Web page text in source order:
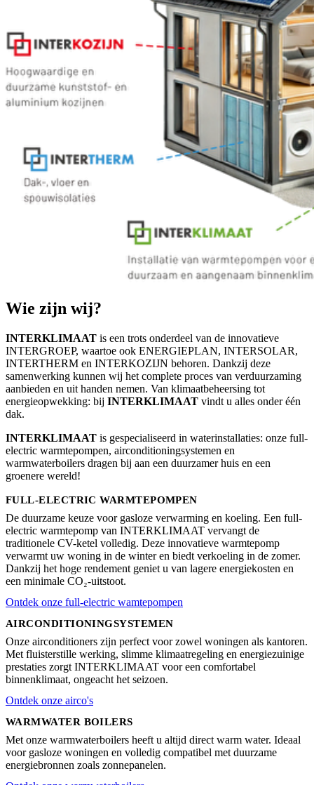
Wie zijn wij?
INTERKLIMAAT is een trots onderdeel van de innovatieve
INTERGROEP, waartoe ook ENERGIEPLAN, INTERSOLAR,
INTERTHERM en INTERKOZIJN behoren. Dankzij deze
samenwerking kunnen wij het complete proces van verduurzaming
aanbieden en uit handen nemen. Van klimaatbeheersing tot
energieopwekking: bij INTERKLIMAAT vindt u alles onder één
dak.
INTERKLIMAAT is gespecialiseerd in waterinstallaties: onze full-
electric warmtepompen, airconditioningsystemen en
warmwaterboilers dragen bij aan een duurzamer huis en een
groenere wereld!
FULL-ELECTRIC WARMTEPOMPEN
De duurzame keuze voor gasloze verwarming en koeling. Een full-
electric warmtepomp van INTERKLIMAAT vervangt de
traditionele CV-ketel volledig. Deze innovatieve warmtepomp
verwarmt uw woning in de winter en biedt verkoeling in de zomer.
Dankzij het hoge rendement geniet u van lagere energiekosten en
een minimale CO₂-uitstoot.
Ontdek onze full-electric wamtepompen
AIRCONDITIONINGSYSTEMEN
Onze airconditioners zijn perfect voor zowel woningen als kantoren.
Met fluisterstille werking, slimme klimaatregeling en energiezuinige
prestaties zorgt INTERKLIMAAT voor een comfortabel
binnenklimaat, ongeacht het seizoen.
Ontdek onze airco's
WARMWATER BOILERS
Met onze warmwaterboilers heeft u altijd direct warm water. Ideaal
voor gasloze woningen en volledig compatibel met duurzame
energiebronnen zoals zonnepanelen.